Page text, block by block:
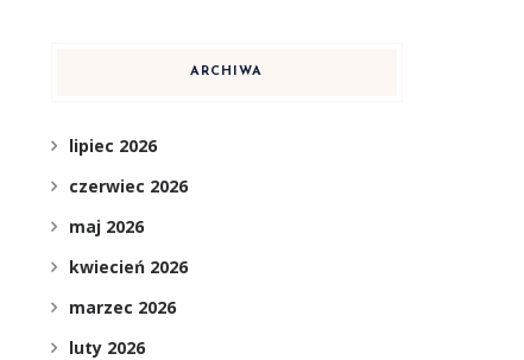
ARCHIWA
lipiec 2026
czerwiec 2026
maj 2026
kwiecień 2026
marzec 2026
luty 2026